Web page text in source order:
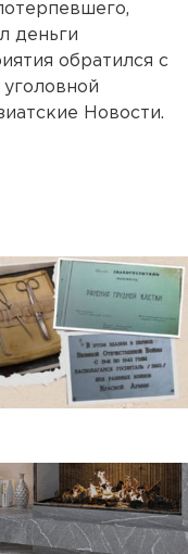
деньги
обратился с
Новости.